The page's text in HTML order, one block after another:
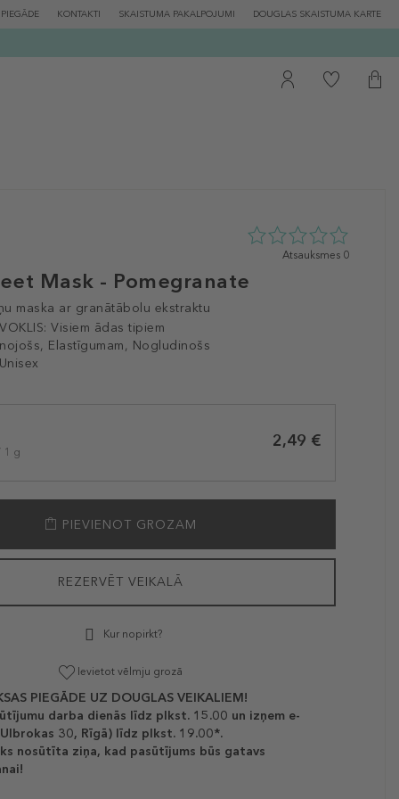
PIEGĀDE KONTAKTI SKAISTUMA PAKALPOJUMI DOUGLAS SKAISTUMA KARTE
Mask - Pomegranate
maska ar granātābolu ekstraktu
Visiem ādas tipiem
Elastīgumam, Nogludinošs
0
Atsauksmes 0
1 g
2,49 €
PIEVIENOT GROZAM
REZERVĒT VEIKALĀ
Kur nopirkt?
Ievietot vēlmju grozā
PIEGĀDE UZ DOUGLAS VEIKALIEM!
darba dienās līdz plkst. 15.00 un izņem e-
30, Rīgā) līdz plkst. 19.00*.
nosūtīta ziņa, kad pasūtījums būs gatavs